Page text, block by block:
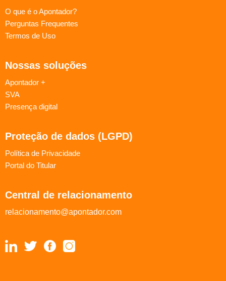
O que é o Apontador?
Perguntas Frequentes
Termos de Uso
Nossas soluções
Apontador +
SVA
Presença digital
Proteção de dados (LGPD)
Política de Privacidade
Portal do Titular
Central de relacionamento
relacionamento@apontador.com